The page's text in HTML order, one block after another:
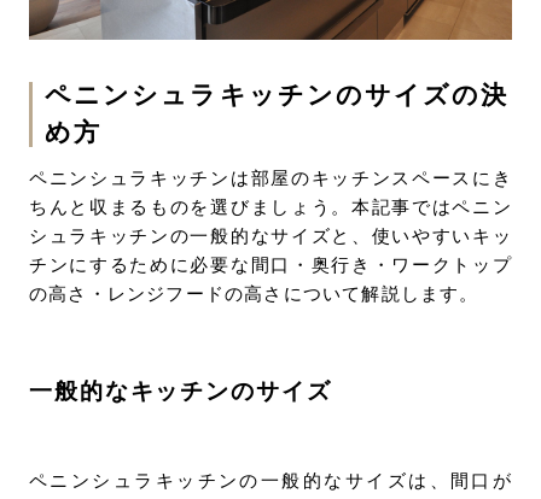
ペニンシュラキッチンのサイズの決
め方
ペニンシュラキッチンは部屋のキッチンスペースにき
ちんと収まるものを選びましょう。本記事ではペニン
シュラキッチンの一般的なサイズと、使いやすいキッ
チンにするために必要な間口・奥行き・ワークトップ
の高さ・レンジフードの高さについて解説します。
一般的なキッチンのサイズ
ペニンシュラキッチンの一般的なサイズは、間口が